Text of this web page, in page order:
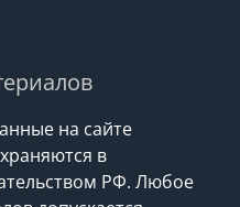
на сайте
в
РФ. Любое